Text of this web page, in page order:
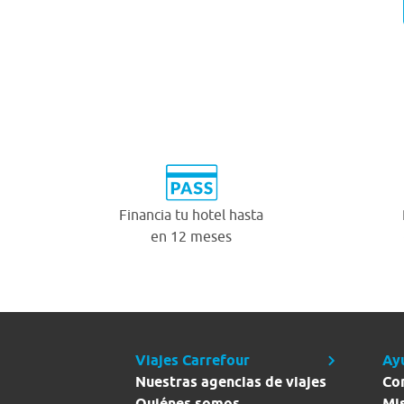
Financia tu hotel hasta
en 12 meses
Viajes Carrefour
Nuestras agencias de viajes